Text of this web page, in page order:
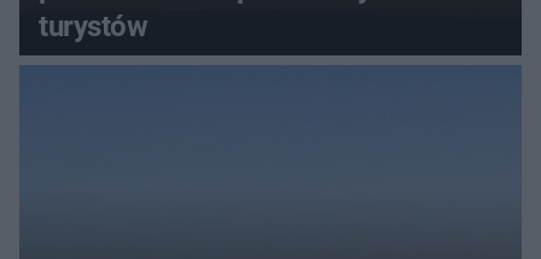
turystów